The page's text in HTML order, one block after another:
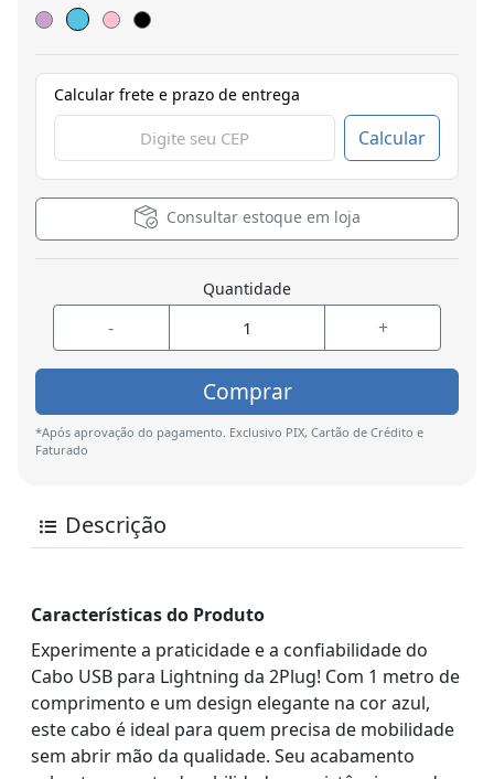
Calcular frete e prazo de entrega
Calcular
Consultar estoque em loja
Quantidade
- +
Comprar
*Após aprovação do pagamento. Exclusivo PIX, Cartão de Crédito e
Faturado
Descrição
Características do Produto
Experimente a praticidade e a confiabilidade do
Cabo USB para Lightning da 2Plug! Com 1 metro de
comprimento e um design elegante na cor azul,
este cabo é ideal para quem precisa de mobilidade
sem abrir mão da qualidade. Seu acabamento